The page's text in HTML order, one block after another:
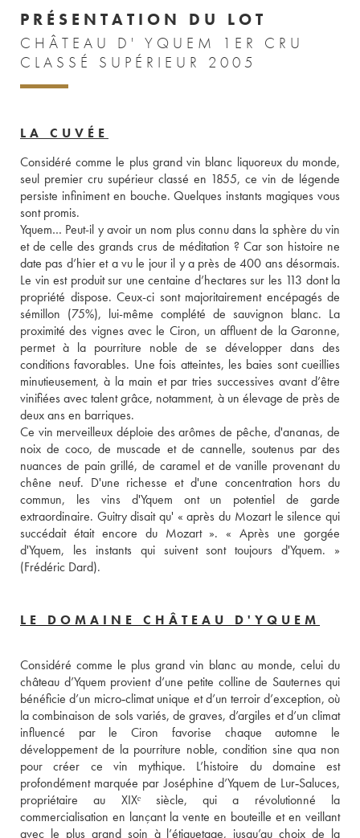
PRÉSENTATION DU LOT
CHÂTEAU D' YQUEM 1ER CRU
CLASSÉ SUPÉRIEUR 2005
LA CUVÉE
Considéré comme le plus grand vin blanc liquoreux du monde,
seul premier cru supérieur classé en 1855, ce vin de légende
persiste infiniment en bouche. Quelques instants magiques vous
sont promis.
Yquem… Peut-il y avoir un nom plus connu dans la sphère du vin
et de celle des grands crus de méditation ? Car son histoire ne
date pas d’hier et a vu le jour il y a près de 400 ans désormais.
Le vin est produit sur une centaine d’hectares sur les 113 dont la
propriété dispose. Ceux-ci sont majoritairement encépagés de
sémillon (75%), lui-même complété de sauvignon blanc. La
proximité des vignes avec le Ciron, un affluent de la Garonne,
permet à la pourriture noble de se développer dans des
conditions favorables. Une fois atteintes, les baies sont cueillies
minutieusement, à la main et par tries successives avant d’être
vinifiées avec talent grâce, notamment, à un élevage de près de
deux ans en barriques.
Ce vin merveilleux déploie des arômes de pêche, d'ananas, de
noix de coco, de muscade et de cannelle, soutenus par des
nuances de pain grillé, de caramel et de vanille provenant du
chêne neuf. D'une richesse et d'une concentration hors du
commun, les vins d'Yquem ont un potentiel de garde
extraordinaire. Guitry disait qu' « après du Mozart le silence qui
succédait était encore du Mozart ». « Après une gorgée
d'Yquem, les instants qui suivent sont toujours d'Yquem. »
(Frédéric Dard).
LE DOMAINE CHÂTEAU D'YQUEM
Considéré comme le plus grand vin blanc au monde, celui du
château d’Yquem provient d’une petite colline de Sauternes qui
bénéficie d’un micro‑climat unique et d’un terroir d’exception, où
la combinaison de sols variés, de graves, d’argiles et d’un climat
influencé par le Ciron favorise chaque automne le
développement de la pourriture noble, condition sine qua non
pour créer ce vin mythique. L’histoire du domaine est
profondément marquée par Joséphine d’Yquem de Lur‑Saluces,
propriétaire au XIXᵉ siècle, qui a révolutionné la
commercialisation en lançant la vente en bouteille et en veillant
avec le plus grand soin à l’étiquetage, jusqu’au choix de la